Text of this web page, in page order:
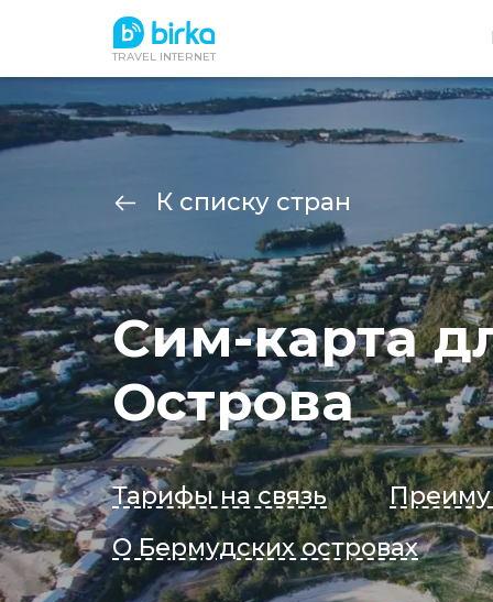
TRAVEL INTERNET
К списку стран
Сим-карта
Острова
Тарифы на связь
О Бермудских островах